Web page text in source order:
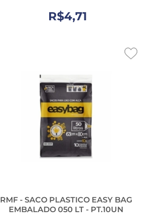
R$4,71
RMF - SACO PLASTICO EASY BAG
EMBALADO 050 LT - PT.10UN